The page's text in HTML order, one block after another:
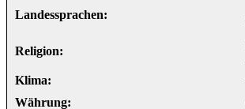
Landessprachen:
Religion:
Klima:
Währung: